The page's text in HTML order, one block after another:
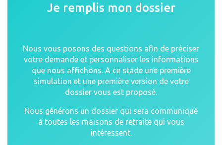
Je remplis mon dossier
Nous vous posons des questions afin de préciser
votre demande et personnaliser les informations
que nous affichons. A ce stade une première
simulation et une première version de votre
dossier vous est proposé.
Nous générons un dossier qui sera communiqué
à toutes les maisons de retraite qui vous
intéressent.